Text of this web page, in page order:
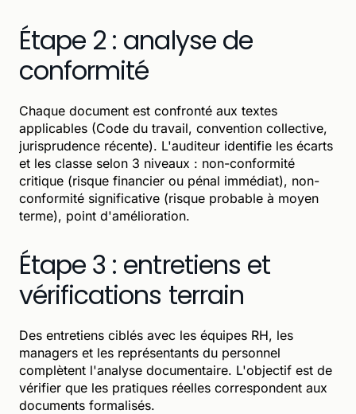
Étape 2 : analyse de
conformité
Chaque document est confronté aux textes
applicables (Code du travail, convention collective,
jurisprudence récente). L'auditeur identifie les écarts
et les classe selon 3 niveaux : non-conformité
critique (risque financier ou pénal immédiat), non-
conformité significative (risque probable à moyen
terme), point d'amélioration.
Étape 3 : entretiens et
vérifications terrain
Des entretiens ciblés avec les équipes RH, les
managers et les représentants du personnel
complètent l'analyse documentaire. L'objectif est de
vérifier que les pratiques réelles correspondent aux
documents formalisés.